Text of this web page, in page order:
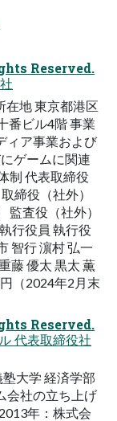
Reserved.
在地 東京都港区
番ビル4階 事業
ィア事業および
ゲームに関連
制 代表取締役
締役（社外）
監査役（社外）
行役員 執行役
智行 濵村 弘一
藤 優太 黒太 薫
（2024年2月末
Reserved.
代表取締役社
大学 経済学部
会社の立ち上げ
年：株式会